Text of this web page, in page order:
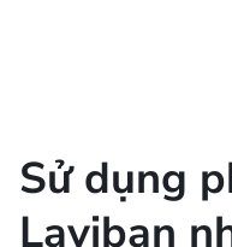
Sử dụng
Laviban